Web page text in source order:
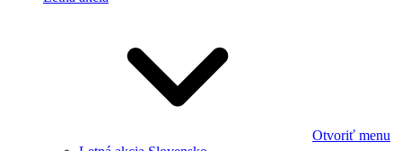
Otvoriť menu